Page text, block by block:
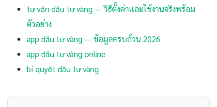
tư vấn đầu tư vàng — วิธีตั้งค่าและใช้งานจริงพร้อม
ตัวอย่าง
app đầu tư vàng — ข้อมูลครบถ้วน 2026
app đầu tư vàng online
bí quyết đầu tư vàng